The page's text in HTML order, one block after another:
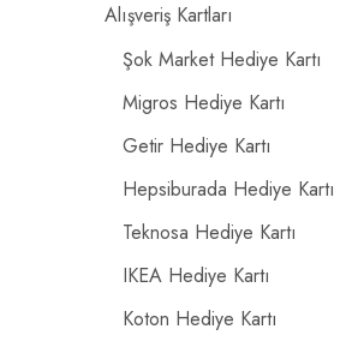
Alışveriş Kartları
Şok Market Hediye Kartı
Migros Hediye Kartı
Getir Hediye Kartı
Hepsiburada Hediye Kartı
Teknosa Hediye Kartı
IKEA Hediye Kartı
Koton Hediye Kartı